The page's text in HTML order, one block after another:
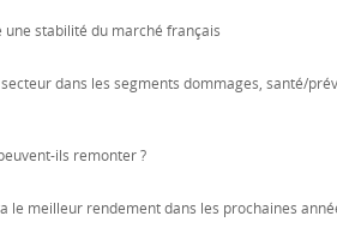
une stabilité du marché français
dans les segments dommages, santé/
ils remonter ?
le meilleur rendement dans les prochaines